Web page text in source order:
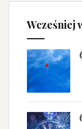
Wcześniej